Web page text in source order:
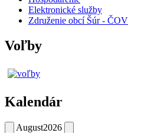
Elektronické služby
Združenie obcí Šúr - ČOV
Voľby
Kalendár
August2026